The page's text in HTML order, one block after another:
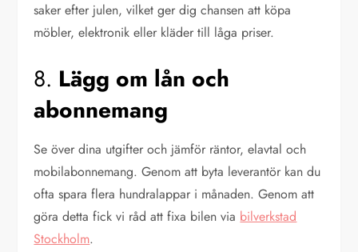
saker efter julen, vilket ger dig chansen att köpa
möbler, elektronik eller kläder till låga priser.
8. Lägg om lån och
abonnemang
Se över dina utgifter och jämför räntor, elavtal och
mobilabonnemang. Genom att byta leverantör kan du
ofta spara flera hundralappar i månaden. Genom att
göra detta fick vi råd att fixa bilen via bilverkstad
Stockholm.